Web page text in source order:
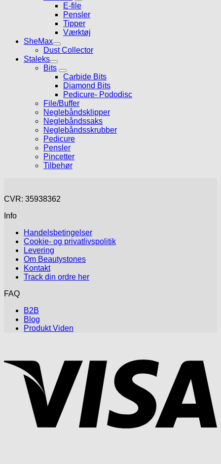
E-file
Pensler
Tipper
Værktøj
SheMax
Dust Collector
Staleks
Bits
Carbide Bits
Diamond Bits
Pedicure- Pododisc
File/Buffer
Neglebåndsklipper
Neglebåndssaks
Neglebåndsskrubber
Pedicure
Pensler
Pincetter
Tilbehør
CVR: 35938362
Info
Handelsbetingelser
Cookie- og privatlivspolitik
Levering
Om Beautystones
Kontakt
Track din ordre her
FAQ
B2B
Blog
Produkt Viden